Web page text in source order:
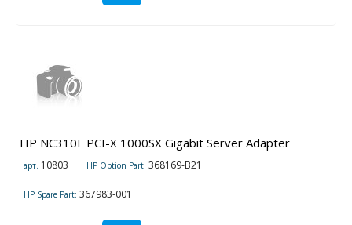
HP NC310F PCI-X 1000SX Gigabit Server Adapter
арт. 10803 HP Option Part: 368169-B21
HP Spare Part: 367983-001